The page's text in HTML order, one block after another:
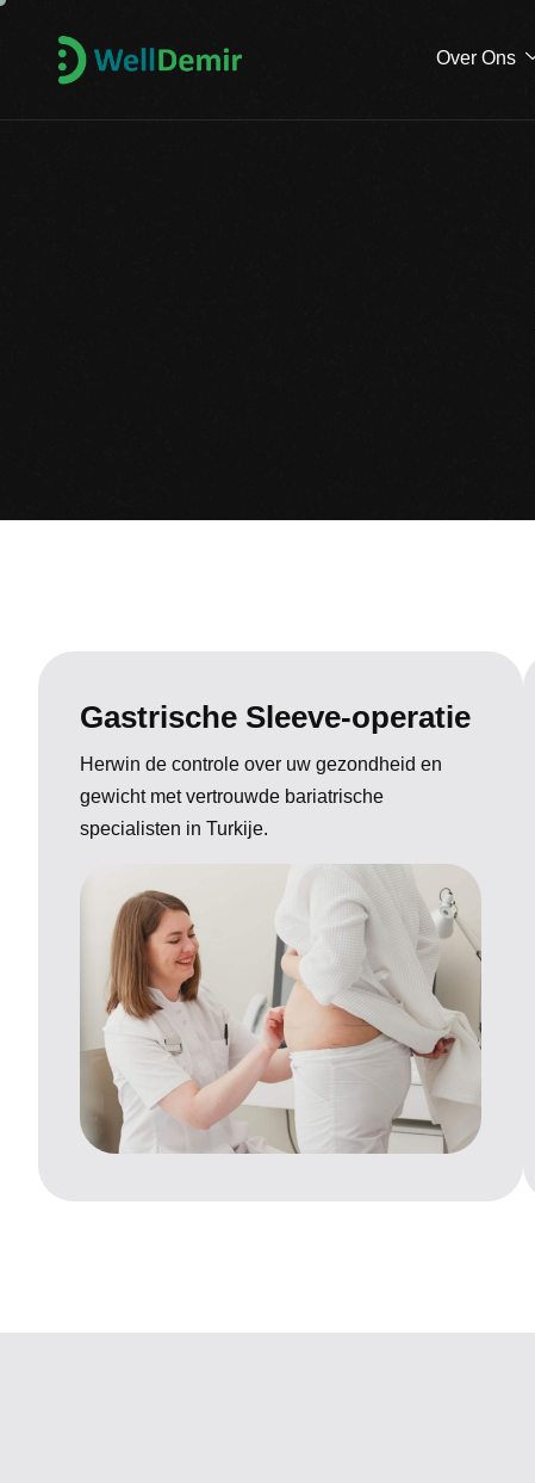
Over Ons
Gastrische Sleeve-operatie
Herwin de controle over uw gezondheid en
gewicht met vertrouwde bariatrische
specialisten in Turkije.